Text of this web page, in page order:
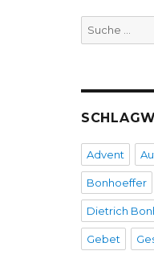
Suche
nach:
Advent
Bonhoeffer
Dietrich
Gebet